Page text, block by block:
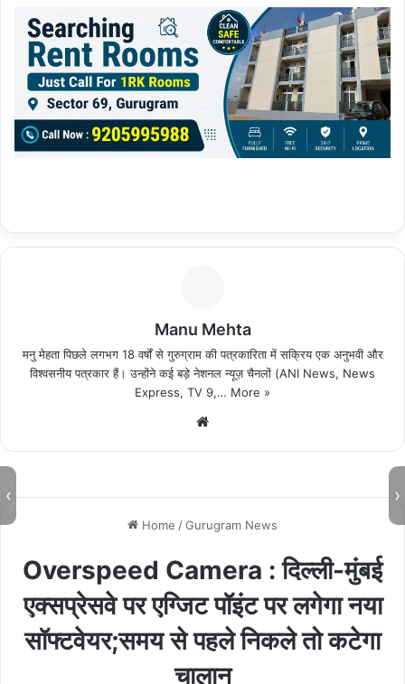
Manu Mehta
मनु मेहता पिछले लगभग 18 वर्षों से गुरुग्राम की पत्रकारिता में सक्रिय एक अनुभवी और
विश्वसनीय पत्रकार हैं। उन्होंने कई बड़े नेशनल न्यूज़ चैनलों (ANI News, News
Express, TV 9,… More »
‹ ›